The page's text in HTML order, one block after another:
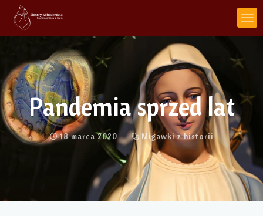
Pandemia sprzed lat
18 marca 2020 Migawki z historii